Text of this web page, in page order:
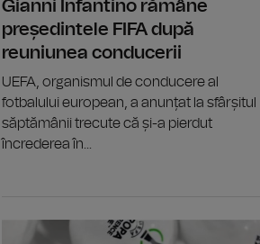
Gianni Infantino rămâne
președintele FIFA după
reuniunea conducerii
UEFA, organismul de conducere al
fotbalului european, a anunțat la sfârșitul
săptămânii trecute că și-a pierdut
încrederea în...